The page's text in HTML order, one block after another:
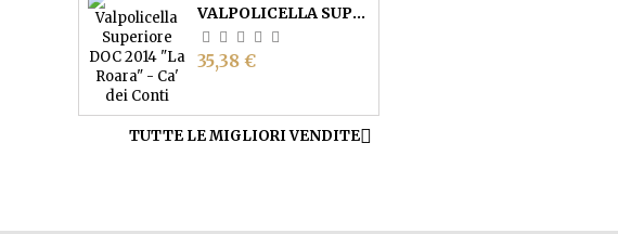
VALPOLICELLA SUPERIORE DOC "LA ROARA" - CA' DEI CONTI
Prezzo
35,38 €
TUTTE LE MIGLIORI VENDITE